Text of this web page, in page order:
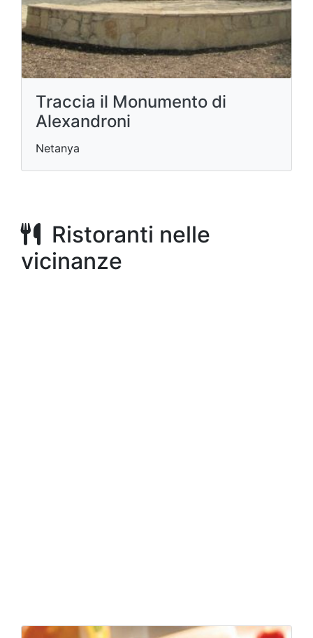
Traccia il Monumento di
Alexandroni
Netanya
Ristoranti nelle
vicinanze